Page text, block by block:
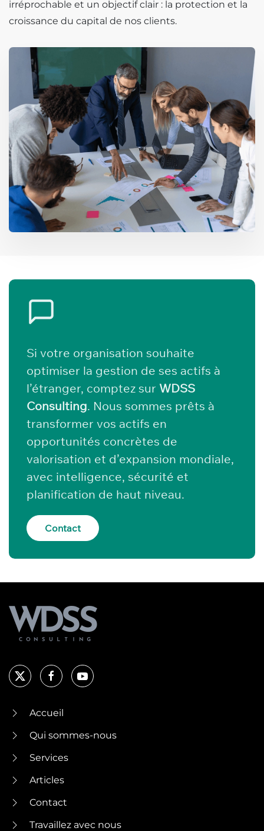
irréprochable et un objectif clair : la protection et la
croissance du capital de nos clients.
Si votre organisation souhaite
optimiser la gestion de ses actifs à
l’étranger, comptez sur WDSS
Consulting. Nous sommes prêts à
transformer vos actifs en
opportunités concrètes de
valorisation et d’expansion mondiale,
avec intelligence, sécurité et
planification de haut niveau.
Contact
Accueil
Qui sommes-nous
Services
Articles
Contact
Travaillez avec nous